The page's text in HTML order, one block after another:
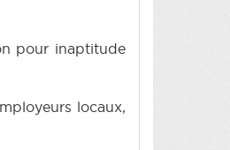
pour inaptitude
locaux,